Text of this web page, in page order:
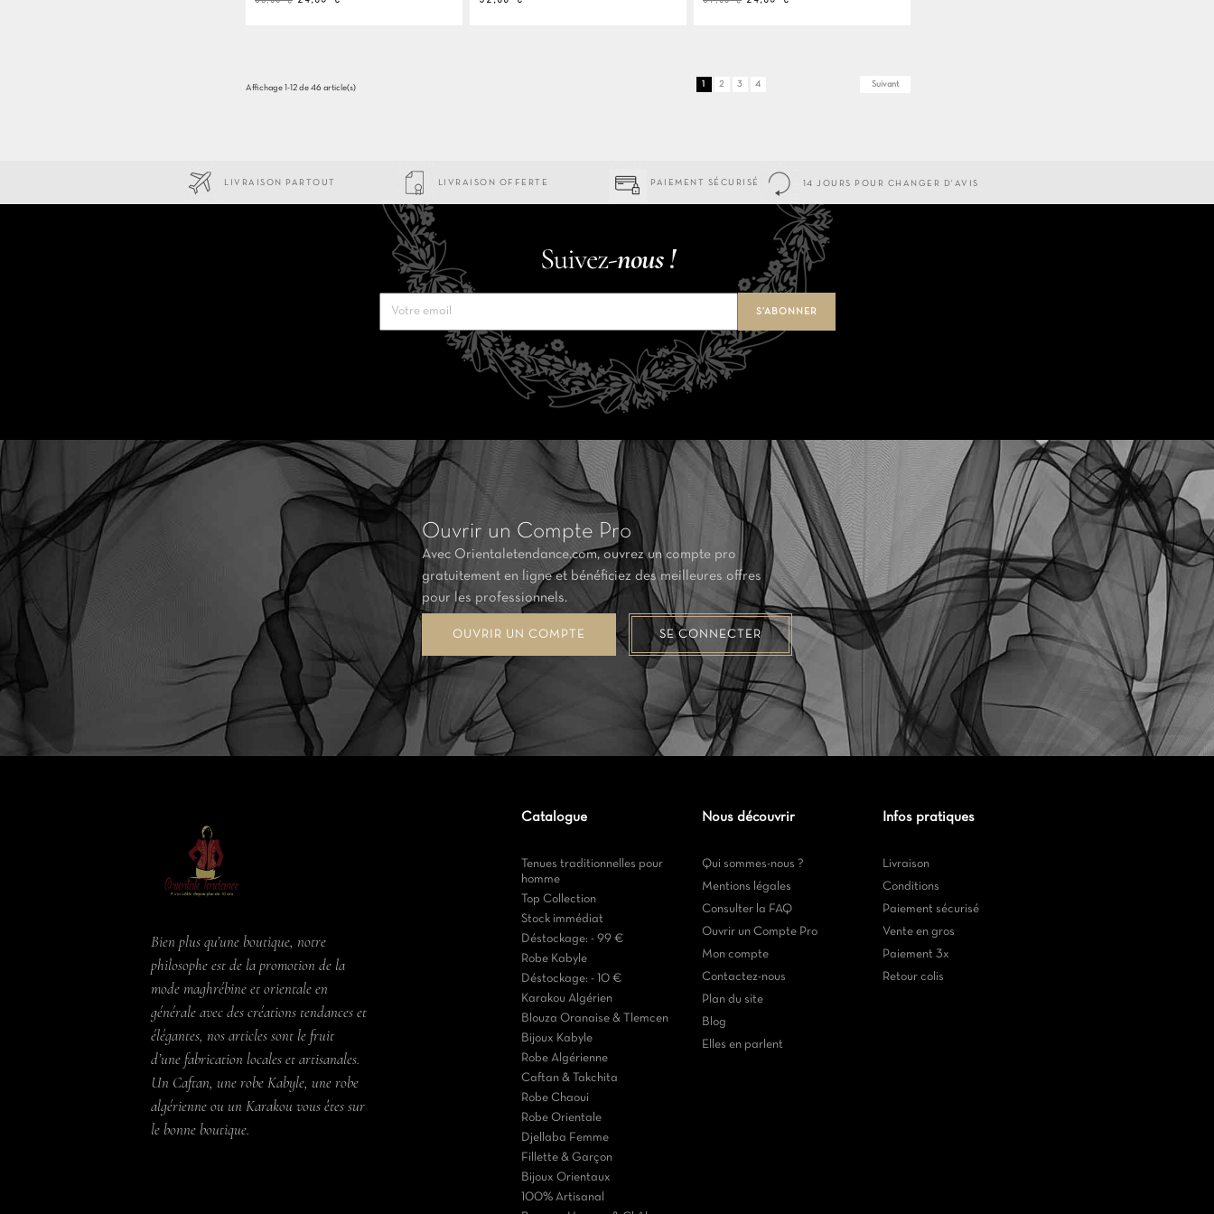
Affichage 1-12 de 46 article(s) 2 3 4 Suivant
LIVRAISON PARTOUT LIVRAISON OFFERTE PAIEMENT SÉCURISÉ 14 JOURS POUR CHANGER D'AVIS
Suivez-nous !
Ouvrir un Compte Pro
Avec Orientaletendance.com, ouvrez un compte pro
gratuitement en ligne et bénéficiez des meilleures offres
pour les professionnels.
OUVRIR UN COMPTE SE CONNECTER
Bien plus qu’une boutique, notre
philosophe est de la promotion de la
mode maghrébine et orientale en
générale avec des créations tendances et
élégantes, nos articles sont le fruit
d’une fabrication locales et artisanales.
Un Caftan, une robe Kabyle, une robe
algérienne ou un Karakou vous êtes sur
le bonne boutique.
Catalogue
Tenues traditionnelles pour
homme
Top Collection
Stock immédiat
Déstockage: - 99 €
Robe Kabyle
Déstockage: - 10 €
Karakou Algérien
Blouza Oranaise & Tlemcen
Bijoux Kabyle
Robe Algérienne
Caftan & Takchita
Robe Chaoui
Robe Orientale
Djellaba Femme
Fillette & Garçon
Bijoux Orientaux
100% Artisanal
Nous découvrir
Qui sommes-nous ?
Mentions légales
Consulter la FAQ
Ouvrir un Compte Pro
Mon compte
Contactez-nous
Plan du site
Blog
Elles en parlent
Infos pratiques
Livraison
Conditions
Paiement sécurisé
Vente en gros
Paiement 3x
Retour colis